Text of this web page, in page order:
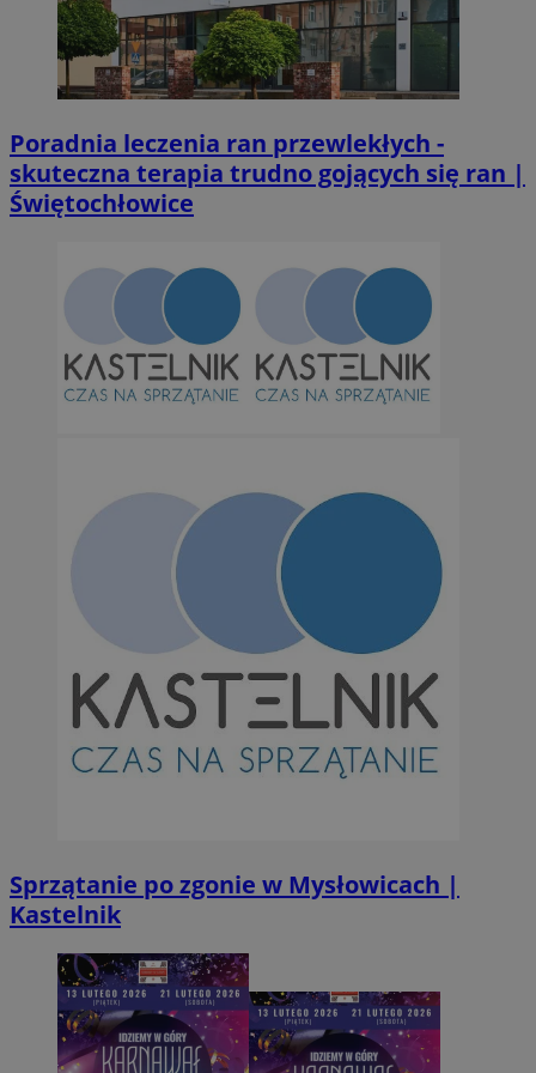
Poradnia leczenia ran przewlekłych -
skuteczna terapia trudno gojących się ran |
Świętochłowice
Sprzątanie po zgonie w Mysłowicach |
Kastelnik
euds .rfihub.com
LinkedIn
Corporation
.linkedin.com
INGRESSCOOKIE
CookieScriptConsent
CookieScript